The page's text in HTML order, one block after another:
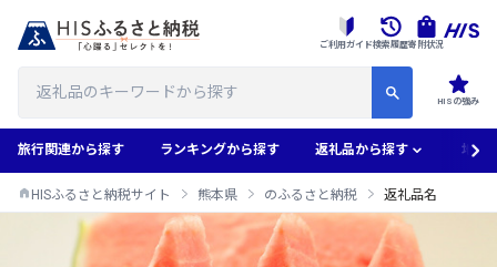
HISの強み
ご利用ガイド検索履歴寄附状況
旅行関連から探す ランキングから探す 返礼品から探す 地域
HISふるさと納税サイト 熊本県 のふるさと納税 返礼品名